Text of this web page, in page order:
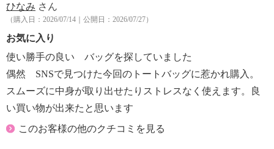
ひなみ さん
（購入日：2026/07/14｜公開日：2026/07/27）
お気に入り
使い勝手の良い バッグを探していました
偶然 SNSで見つけた今回のトートバッグに惹かれ購入。
スムーズに中身が取り出せたりストレスなく使えます。良
い買い物が出来たと思います
このお客様の他のクチコミを見る